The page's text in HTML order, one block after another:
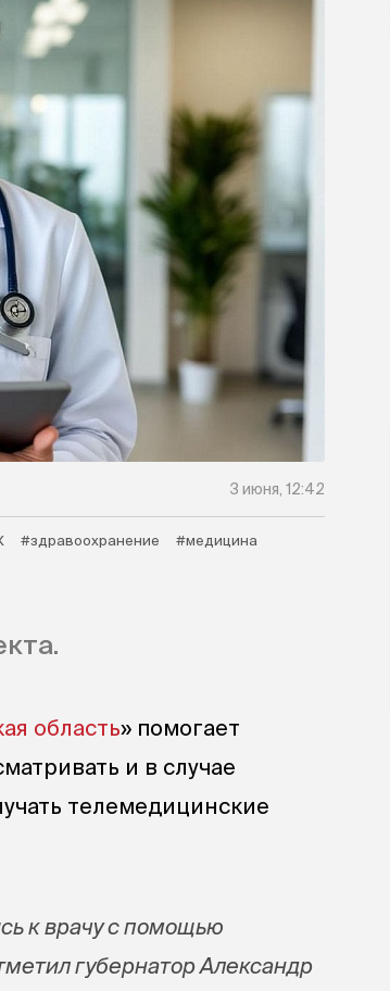
3 июня, 12:42
#здравоохранение
#медицина
область» помогает
и в случае
телемедицинские
к врачу с помощью
губернатор Александр